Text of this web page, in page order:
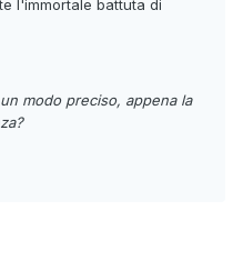
l'immortale battuta di
modo preciso, appena la